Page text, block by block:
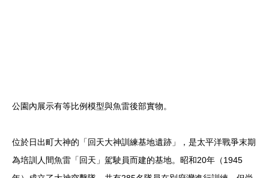
公園內展示有等比例模型與魚雷後部實物。
位於日出町大神的「回天大神訓練基地遺跡」，是太平洋戰爭末期
為培訓人間魚雷「回天」駕駛員而建的基地。昭和20年（1945